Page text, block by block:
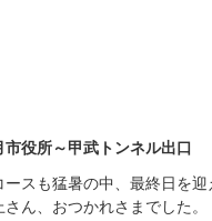
役所～甲武トンネル出口
スも猛暑の中、最終日を迎
ん、おつかれさまでした。